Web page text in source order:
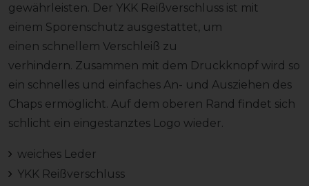
gewährleisten. Der YKK Reißverschluss ist mit
einem Sporenschutz ausgestattet, um
einen schnellem Verschleiß zu
verhindern. Zusammen mit dem Druckknopf wird so
ein schnelles und einfaches An- und Ausziehen des
Chaps ermöglicht. Auf dem oberen Rand findet sich
schlicht ein eingestanztes Logo wieder.
weiches Leder
YKK Reißverschluss